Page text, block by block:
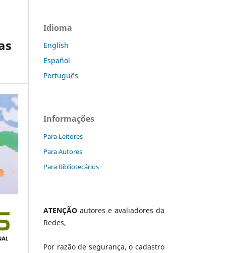
Idioma
English
Español
Português
Informações
Para Leitores
Para Autores
Para Bibliotecários
ATENÇÃO autores e avaliadores da
Redes,
Por razão de segurança, o cadastro